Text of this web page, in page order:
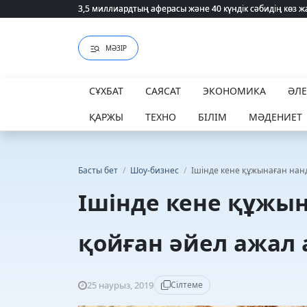
3,5 миллиардтың аферасы және 40 күндік сәбидің
3,5 миллиардтың аферасы және 40 күндік сәбидің
МӘЗІР
СҰХБАТ САЯСАТ ЭКОНОМИКА
ҚАРЖЫ
ТЕХНО БІЛІМ МӘДЕНИЕТ
Басты бет / Шоу-бизнес / Ішінде кене құжынаған
Ішінде кене
қойған әйел
25 наурыз, 2019 Сілтеме